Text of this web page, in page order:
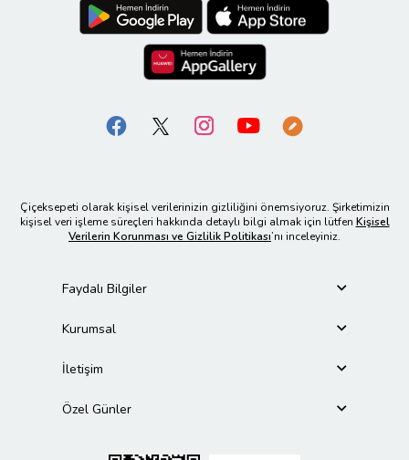
Çiçeksepeti olarak kişisel verilerinizin gizliliğini önemsiyoruz. Şirketimizin
kişisel veri işleme süreçleri hakkında detaylı bilgi almak için lütfen Kişisel
Verilerin Korunması ve Gizlilik Politikası’nı inceleyiniz.
Faydalı Bilgiler
Kurumsal
İletişim
Özel Günler